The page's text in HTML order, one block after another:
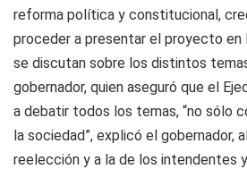
reforma política y constitucional,
proceder a presentar el proyecto en
se discutan sobre los distintos
gobernador, quien aseguró que el
a debatir todos los temas, “no sólo
la sociedad”, explicó el gobernador,
reelección y a la de los intendentes